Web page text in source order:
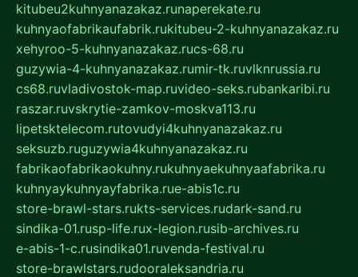
kitubeu2kuhnyanazakaz.runaperekate.ru
kuhnyaofabrikaufabrik.rukitubeu-2-kuhnyanazakaz.ru
xehyroo-5-kuhnyanazakaz.rucs-68.ru
guzywia-4-kuhnyanazakaz.rumir-tk.ruvlknrussia.ru
cs68.ruvladivostok-map.ruvideo-seks.rubankaribi.ru
raszar.ruvskrytie-zamkov-moskva113.ru
lipetsktelecom.rutovudyi4kuhnyanazakaz.ru
seksuzb.ruguzywia4kuhnyanazakaz.ru
fabrikaofabrikaokuhny.rukuhnyaekuhnyaafabrika.ru
kuhnyaykuhnyayfabrika.rue-abis1c.ru
store-brawl-stars.rukts-services.rudark-sand.ru
sindika-01.rusp-life.rux-legion.rusib-archives.ru
e-abis-1-c.rusindika01.ruvenda-festival.ru
store-brawlstars.rudooraleksandria.ru